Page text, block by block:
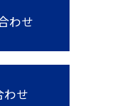
わせ
わせ